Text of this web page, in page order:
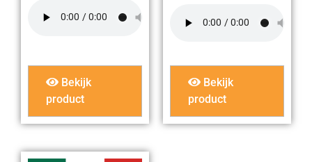
Bekijk
product
Bekijk
product